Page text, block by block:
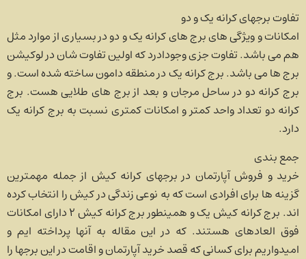
تفاوت برجهای کرانه یک و دو
امکانات و ویژگی های برج های کرانه یک و دو در بسیاری از موارد مثل
هم می باشد. تفاوت جزی وجودادرد که اولین تفاوت شان در لوکیشن
برج ها می باشد. برج کرانه یک در منطقه دامون ساخته شده است. و
برج کرانه دو در ساحل مرجان و بعد از برج های طلایی هست. برج
کرانه دو تعداد واحد کمتر و امکانات کمتری نسبت به برج کرانه یک
دارد.
جمع ­بندی
خرید و فروش آپارتمان در برجهای کرانه کیش از جمله مهمترین
گزینه­ ها برای افرادی است که به نوعی زندگی در کیش را انتخاب کرده­‌
اند. برج­ کرانه کیش یک و همینطور برج کرانه کیش ۲ دارای امکانات
فوق­ العاده­ای هستند. که در این مقاله به آنها پرداخته­ ایم و
امیدواریم برای کسانی که قصد خرید آپارتمان و اقامت در این برج­ها را